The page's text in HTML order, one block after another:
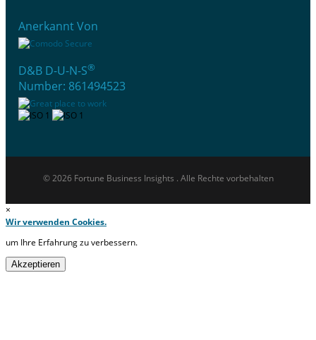
Anerkannt Von
D&B D-U-N-S®
Number: 861494523
© 2026 Fortune Business Insights . Alle Rechte vorbehalten
×
Wir verwenden Cookies.
um Ihre Erfahrung zu verbessern.
Akzeptieren